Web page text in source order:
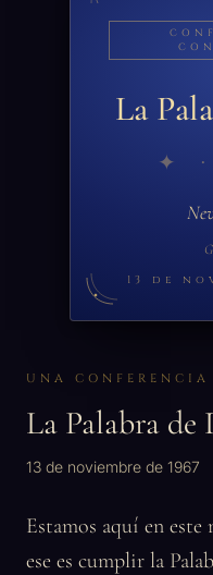
La
13 de
UNA
La Palabra de
13 de noviembre de 1967
Estamos aquí en
ese es cumplir la